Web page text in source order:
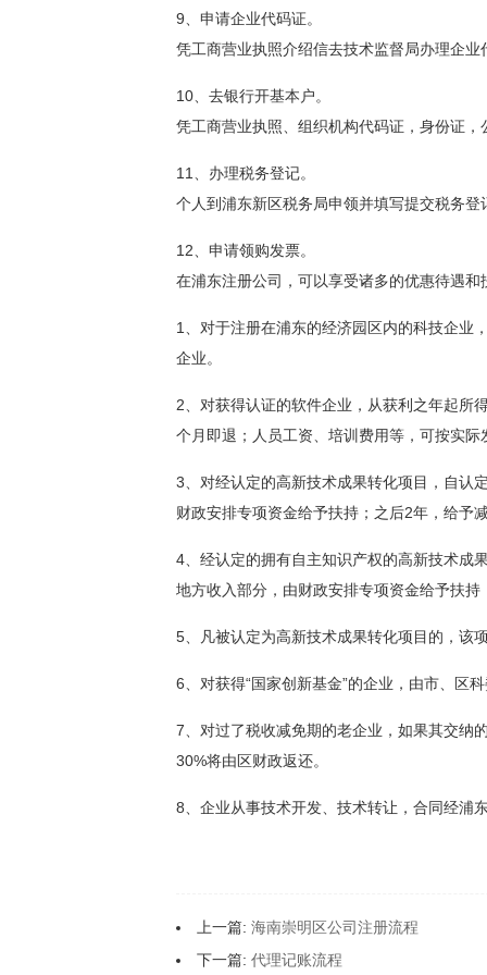
9、申请企业代码证。
凭工商营业执照介绍信去技术监督局办理企业
10、去银行开基本户。
凭工商营业执照、组织机构代码证，身份证
11、办理税务登记。
个人到浦东新区税务局申领并填写提交税务
12、申请领购发票。
在浦东注册公司，可以享受诸多的优惠待遇和
1、对于注册在浦东的经济园区内的科技企业
企业。
2、对获得认证的软件企业，从获利之年起所
个月即退；人员工资、培训费用等，可按实
3、对经认定的高新技术成果转化项目，自认
财政安排专项资金给予扶持；之后2年，给予
4、经认定的拥有自主知识产权的高新技术成
地方收入部分，由财政安排专项资金给予扶
5、凡被认定为高新技术成果转化项目的，该
6、对获得“国家创新基金”的企业，由市、区
7、对过了税收减免期的老企业，如果其交纳
30%将由区财政返还。
8、企业从事技术开发、技术转让，合同经浦
上一篇: 海南崇明区公司注册流程
下一篇: 代理记账流程